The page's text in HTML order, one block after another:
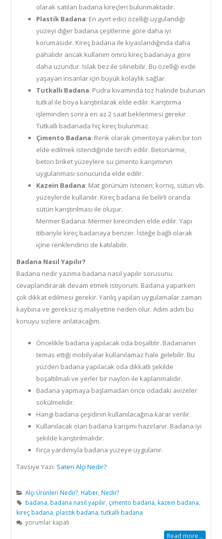
olarak satılan badana kireçleri bulunmaktadır.
Plastik Badana: En ayırt edici özelliği uygulandığı
yüzeyi diğer badana çeşitlerine göre daha iyi
korumasıdır. Kireç badana ile kıyaslandığında daha
pahalıdır ancak kullanım ömrü kireç badanaya göre
daha uzundur. Islak bez ile silinebilir. Bu özelliği evde
yaşayan insanlar için büyük kolaylık sağlar.
Tutkallı Badana: Pudra kıvamında toz halinde bulunan
tutkal ile boya karıştırılarak elde edilir. Karıştırma
işleminden sonra en az 2 saat beklenmesi gerekir.
Tutkallı badanada hiç kireç bulunmaz.
Çimento Badana: Renk olarak çimentoya yakın bir ton
elde edilmek istendiğinde tercih edilir. Betonarme,
beton briket yüzeylere su çimento karışımının
uygulanması sonucunda elde edilir.
Kazein Badana: Mat görünüm istenen; korniş, sütun vb.
yüzeylerde kullanılır. Kireç badana ile belirli oranda
sütün karıştırılması ile oluşur.
Mermer Badana: Mermer kirecinden elde edilir. Yapı
itibariyle kireç badanaya benzer. İsteğe bağlı olarak
içine renklendirici de katılabilir.
Badana Nasıl Yapılır?
Badana nedir yazıma badana nasıl yapılır sorusunu
cevaplandırarak devam etmek istiyorum. Badana yaparken
çok dikkat edilmesi gerekir. Yanlış yapılan uygulamalar zaman
kaybına ve gereksiz iş maliyetine neden olur. Adım adım bu
konuyu sizlere anlatacağım.
Öncelikle badana yapılacak oda boşaltılır. Badananın
temas ettiği mobilyalar kullanılamaz hale gelebilir. Bu
yüzden badana yapılacak oda dikkatli şekilde
boşaltılmalı ve yerler bir naylon ile kaplanmalıdır.
Badana yapmaya başlamadan önce odadaki avizeler
sökülmelidir.
Hangi badana çeşidinin kullanılacağına karar verilir.
Kullanılacak olan badana karışımı hazırlanır. Badana iyi
şekilde karıştırılmalıdır.
Fırça yardımıyla badana yüzeye uygulanır.
Tavsiye Yazı: Saten Alçı Nedir?
Alçı Ürünleri Nedir? Haber Nedir?
badana badana nasıl yapılır çimento badana kazein badana
kireç badana plastik badana ,tutkallı badana
Badana
yorumlar kapalı
Read more...